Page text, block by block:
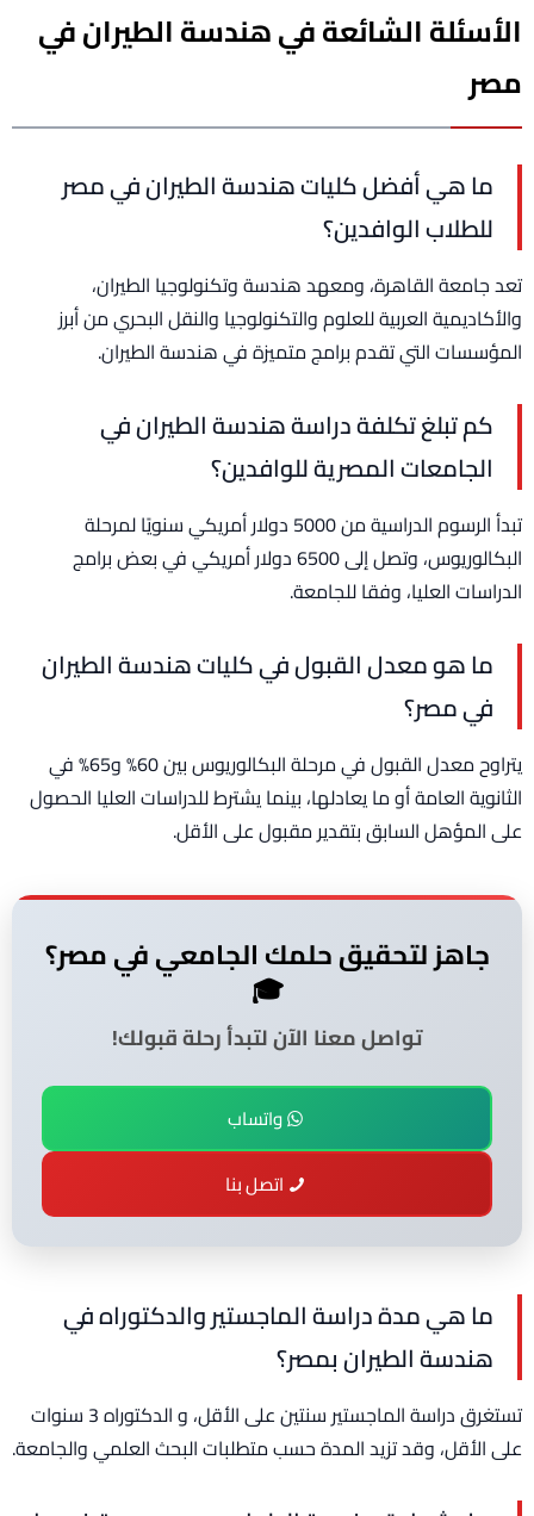
الأسئلة الشائعة في هندسة الطيران في
مصر
ما هي أفضل كليات هندسة الطيران في مصر
للطلاب الوافدين؟
تعد جامعة القاهرة، ومعهد هندسة وتكنولوجيا الطيران،
والأكاديمية العربية للعلوم والتكنولوجيا والنقل البحري من أبرز
المؤسسات التي تقدم برامج متميزة في هندسة الطيران.
كم تبلغ تكلفة دراسة هندسة الطيران في
الجامعات المصرية للوافدين؟
تبدأ الرسوم الدراسية من 5000 دولار أمريكي سنويًا لمرحلة
البكالوريوس، وتصل إلى 6500 دولار أمريكي في بعض برامج
الدراسات العليا، وفقا للجامعة.
ما هو معدل القبول في كليات هندسة الطيران
في مصر؟
يتراوح معدل القبول في مرحلة البكالوريوس بين 60% و65% في
الثانوية العامة أو ما يعادلها، بينما يشترط للدراسات العليا الحصول
على المؤهل السابق بتقدير مقبول على الأقل.
جاهز لتحقيق حلمك الجامعي في مصر؟
🎓
تواصل معنا الآن لتبدأ رحلة قبولك!
واتساب
اتصل بنا
ما هي مدة دراسة الماجستير والدكتوراه في
هندسة الطيران بمصر؟
تستغرق دراسة الماجستير سنتين على الأقل، و الدكتوراه 3 سنوات
على الأقل، وقد تزيد المدة حسب متطلبات البحث العلمي والجامعة.